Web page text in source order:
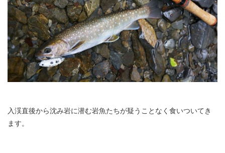
入渓直後から沈み岩に潜む岩魚たちが疑うことなく食いついてき
ます。